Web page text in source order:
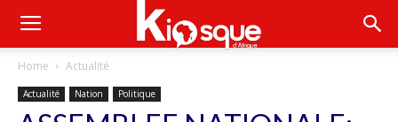
Home Actualité
Actualité Nation Politique